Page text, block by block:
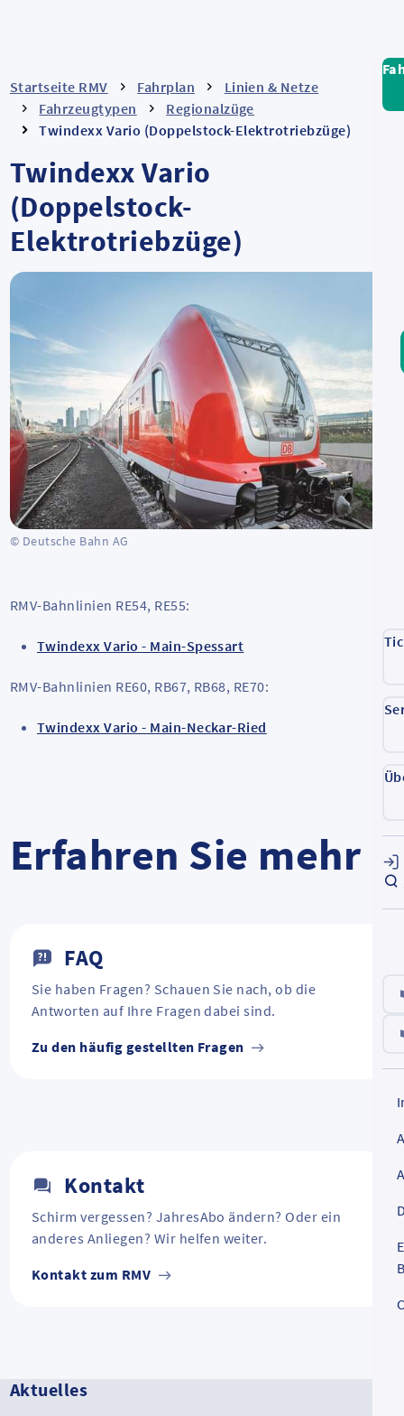
Startseite RMV Fahrplan
Linien & Netze
Fahrzeugtypen
Regionalzüge
Twindexx Vario (Doppelstock-Elektrotriebzüge)
Twindexx Vario
(Doppelstock-
Elektrotriebzüge)
© Deutsche Bahn AG
RMV-Bahnlinien RE54, RE55:
Twindexx Vario - Main-Spessart
RMV-Bahnlinien RE60, RB67, RB68, RE70:
Twindexx Vario - Main-Neckar-Ried
Erfahren Sie mehr
FAQ
Sie haben Fragen? Schauen Sie nach, ob die
Antworten auf Ihre Fragen dabei sind.
Zu den häufig gestellten Fragen
Kontakt
Schirm vergessen? JahresAbo ändern? Oder ein
anderes Anliegen? Wir helfen weiter.
Kontakt zum RMV
Aktuelles